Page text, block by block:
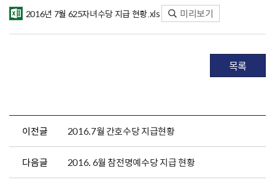
2016년 7월 625자녀수당 지급 현황.xls 미리보기
목록
이전글 2016.7월 간호수당 지급현황
다음글 2016. 6월 참전명예수당 지급 현황